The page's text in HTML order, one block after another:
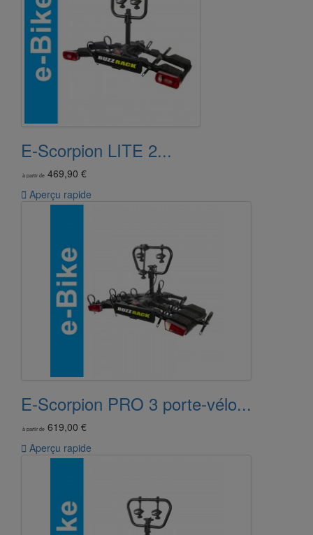
E-Scorpion LITE 2...
à partir de 469,90 €
 Aperçu rapide
E-Scorpion PRO 3 porte-vélo...
à partir de 619,00 €
 Aperçu rapide